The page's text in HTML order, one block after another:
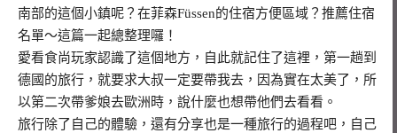
南部的這個小鎮呢？在菲森Füssen的住宿方便區域？推薦住宿
名單～這篇一起總整理囉！
愛看食尚玩家認識了這個地方，自此就記住了這裡，第一趟到
德國的旅行，就要求大叔一定要帶我去，因為實在太美了，所
以第二次帶爹娘去歐洲時，說什麼也想帶他們去看看。
旅行除了自己的體驗，還有分享也是一種旅行的過程吧，自己